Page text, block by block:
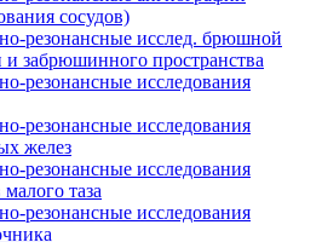
сосудов)
резонансные исслед. брюшной
и забрюшинного пространства
резонансные исследования
резонансные исследования
желез
резонансные исследования
таза
резонансные исследования